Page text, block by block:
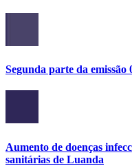
Segunda parte da emissão
Aumento de doenças
sanitárias de Luanda